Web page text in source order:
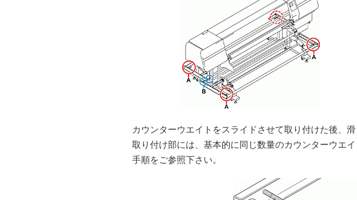
カウンターウエイトをスライドさせて取り付けた後、
取り付け部には、基本的に同じ数量のカウンターウエ
手順をご参照下さい。